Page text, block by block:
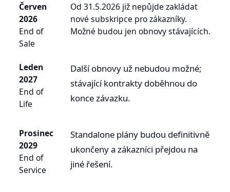
Červen
2026
End of
Sale
Od 31.5.2026 již nepůjde zakládat
nové subskripce pro zákazníky.
Možné budou jen obnovy stávajících.
Leden
2027
End of
Life
Další obnovy už nebudou možné;
stávající kontrakty doběhnou do
konce závazku.
Prosinec
2029
End of
Service
Standalone plány budou definitivně
ukončeny a zákazníci přejdou na
jiné řešení.